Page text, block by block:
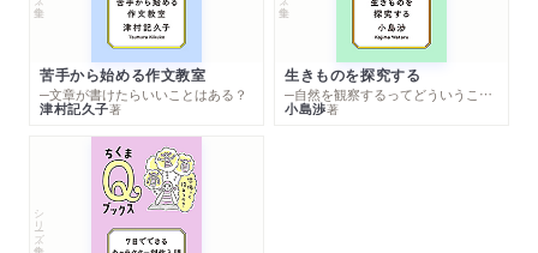
苦手から始める作文教室
─文章が書けたらいいことはある？
津村記久子著
生きものを探究する
─自然を観察するってどういうこと？
小島渉著
シリーズ・全集